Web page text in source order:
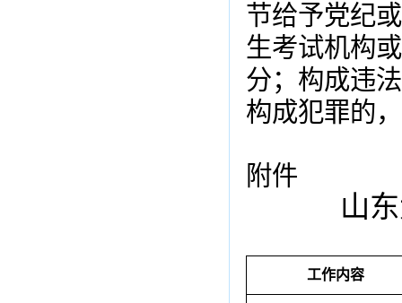
节给予党纪
生考试机构
分；构成违
构成犯罪的
附件
山
工作内容